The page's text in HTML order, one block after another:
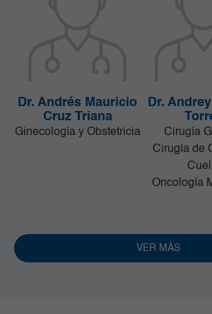
Dr. Andrés Mauricio
Cruz Triana
Ginecología y Obstetricia
Dr.
Cirugía
Cirugía de
Oncología
VER MÁS